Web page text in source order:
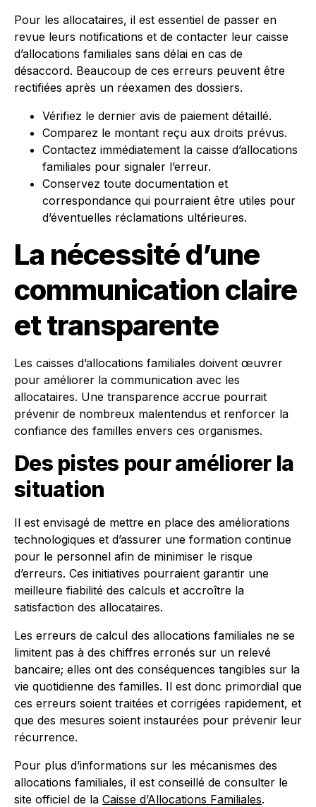
Pour les allocataires, il est essentiel de passer en
revue leurs notifications et de contacter leur caisse
d’allocations familiales sans délai en cas de
désaccord. Beaucoup de ces erreurs peuvent être
rectifiées après un réexamen des dossiers.
Vérifiez le dernier avis de paiement détaillé.
Comparez le montant reçu aux droits prévus.
Contactez immédiatement la caisse d’allocations
familiales pour signaler l’erreur.
Conservez toute documentation et
correspondance qui pourraient être utiles pour
d’éventuelles réclamations ultérieures.
La nécessité d’une
communication claire
et transparente
Les caisses d’allocations familiales doivent œuvrer
pour améliorer la communication avec les
allocataires. Une transparence accrue pourrait
prévenir de nombreux malentendus et renforcer la
confiance des familles envers ces organismes.
Des pistes pour améliorer la
situation
Il est envisagé de mettre en place des améliorations
technologiques et d’assurer une formation continue
pour le personnel afin de minimiser le risque
d’erreurs. Ces initiatives pourraient garantir une
meilleure fiabilité des calculs et accroître la
satisfaction des allocataires.
Les erreurs de calcul des allocations familiales ne se
limitent pas à des chiffres erronés sur un relevé
bancaire; elles ont des conséquences tangibles sur la
vie quotidienne des familles. Il est donc primordial que
ces erreurs soient traitées et corrigées rapidement, et
que des mesures soient instaurées pour prévenir leur
récurrence.
Pour plus d’informations sur les mécanismes des
allocations familiales, il est conseillé de consulter le
site officiel de la Caisse d’Allocations Familiales.